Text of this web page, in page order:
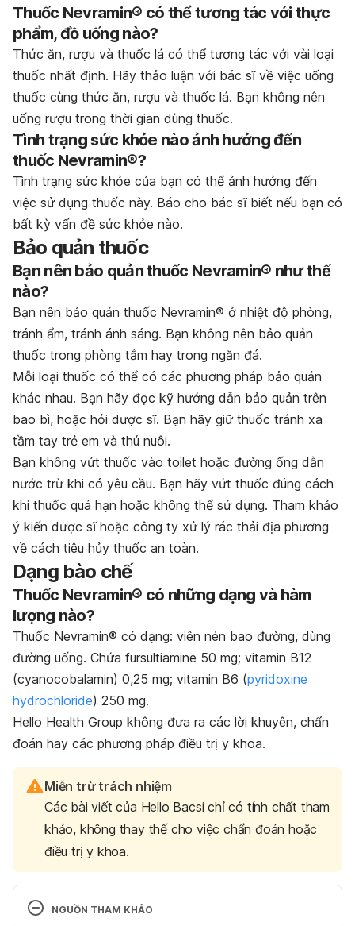
Thuốc Nevramin® có thể tương tác với thực
phẩm, đồ uống nào?
Thức ăn, rượu và thuốc lá có thể tương tác với vài loại
thuốc nhất định. Hãy thảo luận với bác sĩ về việc uống
thuốc cùng thức ăn, rượu và thuốc lá. Bạn không nên
uống rượu trong thời gian dùng thuốc.
Tình trạng sức khỏe nào ảnh hưởng đến
thuốc Nevramin®?
Tình trạng sức khỏe của bạn có thể ảnh hưởng đến
việc sử dụng thuốc này. Báo cho bác sĩ biết nếu bạn có
bất kỳ vấn đề sức khỏe nào.
Bảo quản thuốc
Bạn nên bảo quản thuốc Nevramin® như thế
nào?
Bạn nên bảo quản thuốc Nevramin® ở nhiệt độ phòng,
tránh ẩm, tránh ánh sáng. Bạn không nên bảo quản
thuốc trong phòng tắm hay trong ngăn đá.
Mỗi loại thuốc có thể có các phương pháp bảo quản
khác nhau. Bạn hãy đọc kỹ hướng dẫn bảo quản trên
bao bì, hoặc hỏi dược sĩ. Bạn hãy giữ thuốc tránh xa
tầm tay trẻ em và thú nuôi.
Bạn không vứt thuốc vào toilet hoặc đường ống dẫn
nước trừ khi có yêu cầu. Bạn hãy vứt thuốc đúng cách
khi thuốc quá hạn hoặc không thể sử dụng. Tham khảo
ý kiến dược sĩ hoặc công ty xử lý rác thải địa phương
về cách tiêu hủy thuốc an toàn.
Dạng bào chế
Thuốc Nevramin® có những dạng và hàm
lượng nào?
Thuốc Nevramin® có dạng: viên nén bao đường, dùng
đường uống. Chứa fursultiamine 50 mg; vitamin B12
(cyanocobalamin) 0,25 mg; vitamin B6 (pyridoxine
hydrochloride) 250 mg.
Hello Health Group không đưa ra các lời khuyên, chẩn
đoán hay các phương pháp điều trị y khoa.
Miễn trừ trách nhiệm
Các bài viết của Hello Bacsi chỉ có tính chất tham
khảo, không thay thế cho việc chẩn đoán hoặc
điều trị y khoa.
NGUỒN THAM KHẢO